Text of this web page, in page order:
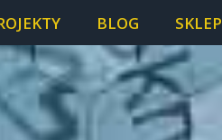
BLOG SKLEP